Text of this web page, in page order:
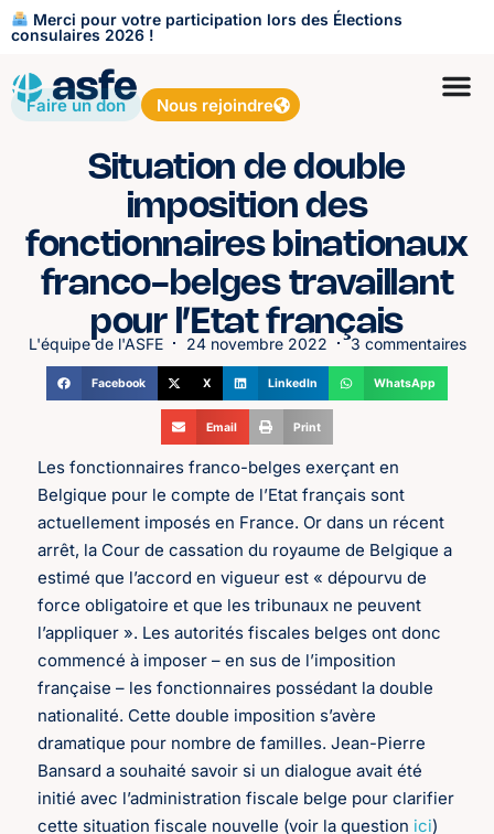
Merci pour votre participation lors des Élections
consulaires 2026 !
Faire un don Nous rejoindre
Situation de double
imposition des
fonctionnaires binationaux
franco-belges travaillant
pour l’Etat français
L'équipe de l'ASFE 24 novembre 2022 3 commentaires
Facebook X LinkedIn WhatsApp
Email Print
Les fonctionnaires franco-belges exerçant en
Belgique pour le compte de l’Etat français sont
actuellement imposés en France. Or dans un récent
arrêt, la Cour de cassation du royaume de Belgique a
estimé que l’accord en vigueur est « dépourvu de
force obligatoire et que les tribunaux ne peuvent
l’appliquer ». Les autorités fiscales belges ont donc
commencé à imposer – en sus de l’imposition
française – les fonctionnaires possédant la double
nationalité. Cette double imposition s’avère
dramatique pour nombre de familles. Jean-Pierre
Bansard a souhaité savoir si un dialogue avait été
initié avec l’administration fiscale belge pour clarifier
cette situation fiscale nouvelle (voir la question ici)